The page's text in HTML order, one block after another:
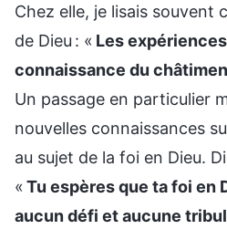
Chez elle, je lisais souvent
de Dieu : « Les
connaissance du
Un passage en particulier
nouvelles connaissances
au sujet de la foi en Dieu.
«Tu espères que ta foi en
aucun défi et aucune